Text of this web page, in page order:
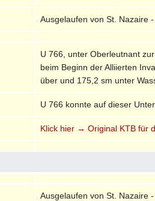
Ausgelaufen von St. Nazaire
U 766, unter Oberleutnant
beim Beginn der Alliierten
über und 175,2 sm unter
U 766 konnte auf dieser
Klick hier → Original KTB für
Ausgelaufen von St. Nazaire